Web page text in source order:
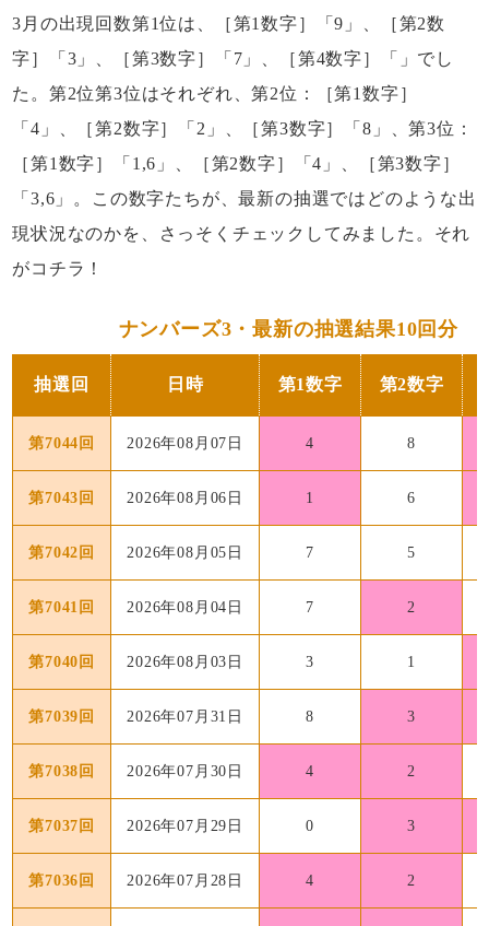
3月の出現回数第1位は、［第1数字］「9」、［第2数
字］「3」、［第3数字］「7」、［第4数字］「」でし
た。第2位第3位はそれぞれ、第2位：［第1数字］
「4」、［第2数字］「2」、［第3数字］「8」、第3位：
［第1数字］「1,6」、［第2数字］「4」、［第3数字］
「3,6」。この数字たちが、最新の抽選ではどのような出
現状況なのかを、さっそくチェックしてみました。それ
がコチラ！
ナンバーズ3・最新の抽選結果10回分
抽選回 日時 第1数字 第2数字
第7044回 2026年08月07日 4 8
第7043回 2026年08月06日 1 6
第7042回 2026年08月05日 7 5
第7041回 2026年08月04日 7 2
第7040回 2026年08月03日 3 1
第7039回 2026年07月31日 8 3
第7038回 2026年07月30日 4 2
第7037回 2026年07月29日 0 3
第7036回 2026年07月28日 4 2